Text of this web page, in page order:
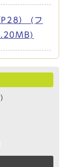
） (フ